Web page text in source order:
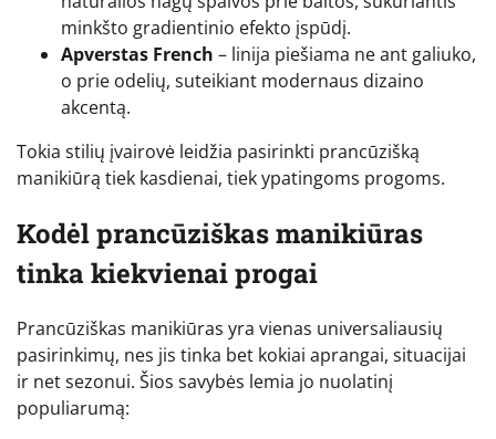
minkšto gradientinio efekto įspūdį.
Apverstas French – linija piešiama ne ant galiuko,
o prie odelių, suteikiant modernaus dizaino
akcentą.
Tokia stilių įvairovė leidžia pasirinkti prancūzišką
manikiūrą tiek kasdienai, tiek ypatingoms progoms.
Kodėl prancūziškas manikiūras
tinka kiekvienai progai
Prancūziškas manikiūras yra vienas universaliausių
pasirinkimų, nes jis tinka bet kokiai aprangai, situacijai
ir net sezonui. Šios savybės lemia jo nuolatinį
populiarumą: